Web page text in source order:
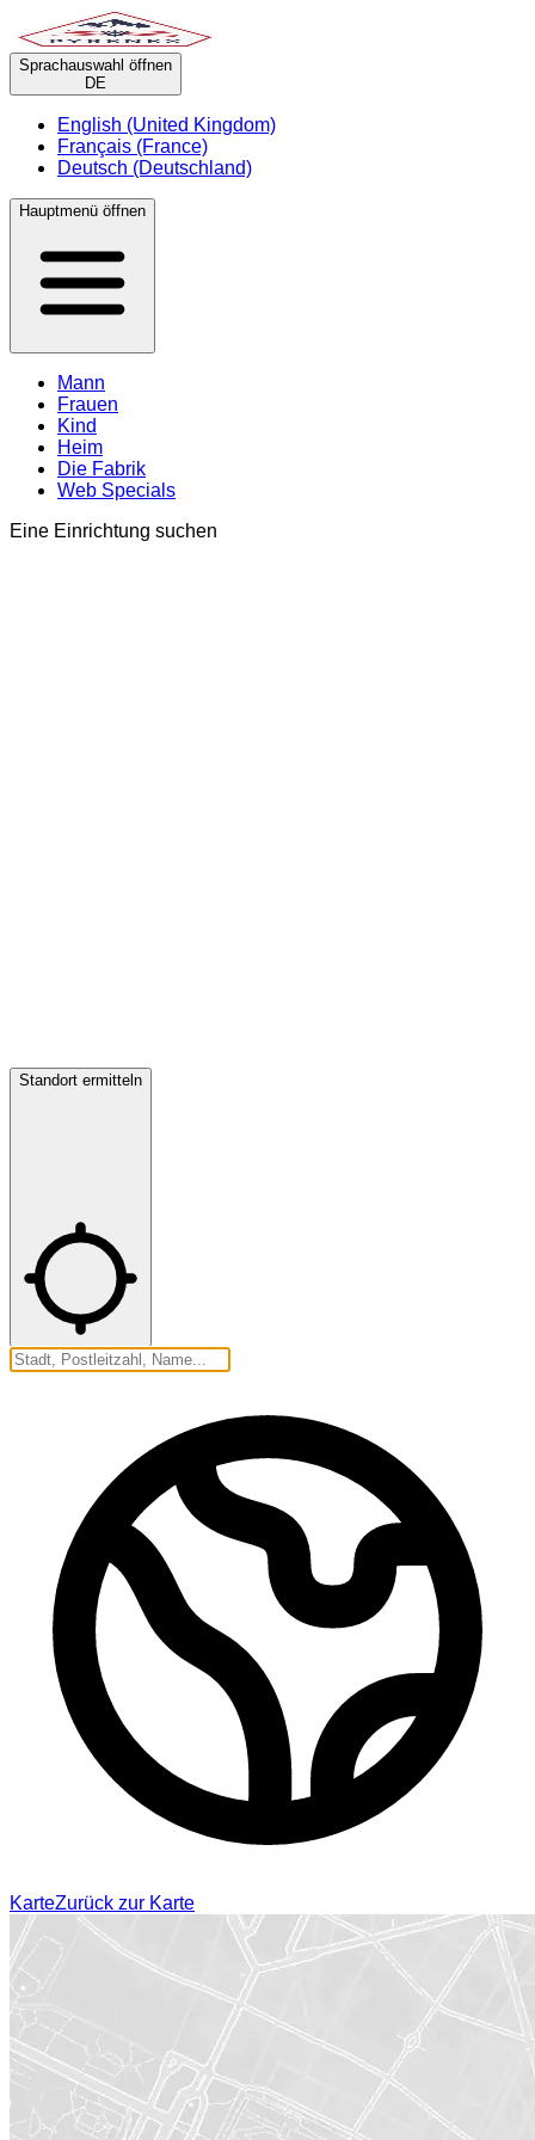
Sprachauswahl öffnen
DE
English (United Kingdom)
Français (France)
Deutsch (Deutschland)
Hauptmenü öffnen
Mann
Frauen
Kind
Heim
Die Fabrik
Web Specials
Eine Einrichtung suchen
Standort ermitteln
KarteZurück zur Karte